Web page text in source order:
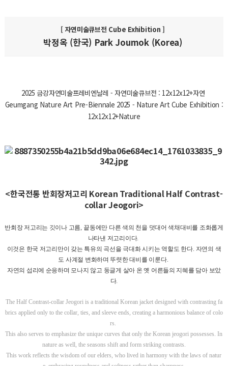
[ 자연미술큐브전 Cube Exhibition ]
박정옥 (한국) Park Joumok (Korea)
2025 금강자연미술프레비엔날레 - 자연미술큐브전 : 12x12x12+자연
Geumgang Nature Art Pre-Biennale 2025 - Nature Art Cube Exhibition :
12x12x12+Nature
<한국전통 반회장저고리 Korean Traditional Half Contrast-
collar Jeogori>
반회장 저고리는 깃이나 고름, 끝동에만 다른 색의 천을 덧대어 색채대비를 조화롭게
나타낸 저고리이다.
이것은 한국 저고리만이 갖는 특유의 곡선을 극대화 시키는 역할도 한다. 자연의 색
도 사계절 변화하며 뚜렷한 대비를 이룬다.
자연의 섭리에 순응하며 모나지 않고 둥글게 살아 온 옛 어른들의 지혜를 담아 보았
다.
The Half Contrast-collar Jeogori is a traditional Korean jacket designed with contrasting fa
brics applied only to the collar, ties, and sleeve ends, creating a harmonious balance of colo
rs.
This also serves to emphasize the unique curves that only the Korean jeogori possesses. In
nature as well, the seasons shift and form striking contrasts.
This work reflects the wisdom of our elders, who lived in harmony with the laws of natur